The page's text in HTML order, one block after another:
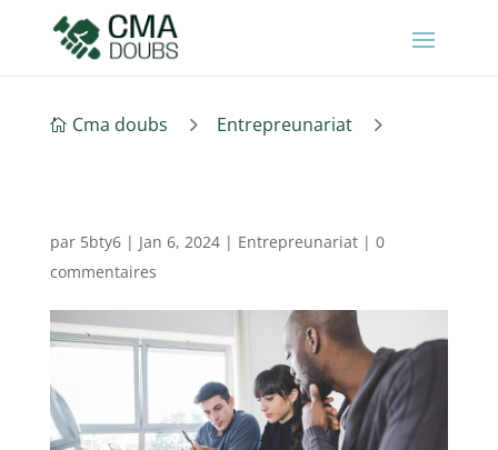
 Cma doubs 5 Entrepreunariat 5
par 5bty6| Jan 6, 2024| Entrepreunariat| 0
commentaires